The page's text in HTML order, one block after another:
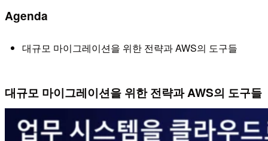
Agenda
대규모 마이그레이션을 위한 전략과 AWS의 도구들
대규모 마이그레이션을 위한 전략과 AWS의 도구들